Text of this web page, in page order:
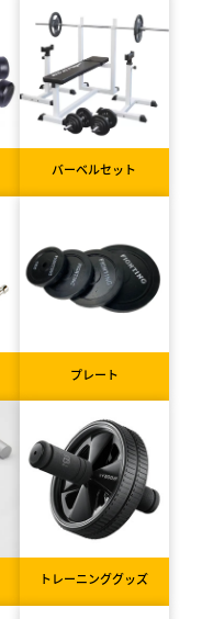
バーベルセット
プレート
トレーニンググッズ